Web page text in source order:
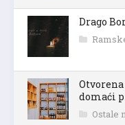
Drago
Otvorena
domaći
Ostale